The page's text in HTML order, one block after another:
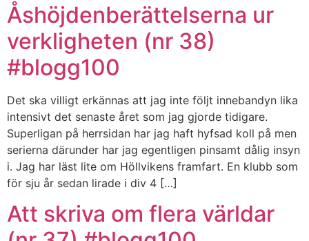
Åshöjdenberättelserna ur
verkligheten (nr 38)
#blogg100
Det ska villigt erkännas att jag inte följt innebandyn lika
intensivt det senaste året som jag gjorde tidigare.
Superligan på herrsidan har jag haft hyfsad koll på men
serierna därunder har jag egentligen pinsamt dålig insyn
i. Jag har läst lite om Höllvikens framfart. En klubb som
för sju år sedan lirade i div 4 […]
Att skriva om flera världar